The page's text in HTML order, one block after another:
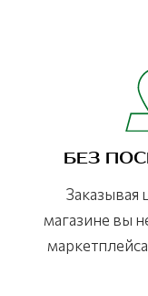
БЕЗ
Заказывая
магазине вы